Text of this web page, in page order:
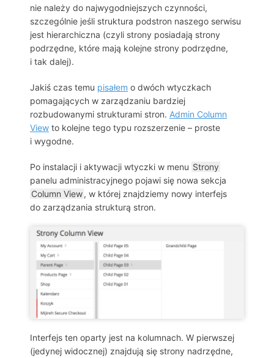
nie należy do najwygodniejszych czynności,
szczególnie jeśli struktura podstron naszego serwisu
jest hierarchiczna (czyli strony posiadają strony
podrzędne, które mają kolejne strony podrzędne,
i tak dalej).
Jakiś czas temu pisałem o dwóch wtyczkach
pomagających w zarządzaniu bardziej
rozbudowanymi strukturami stron. Admin Column
View to kolejne tego typu rozszerzenie – proste
i wygodne.
Po instalacji i aktywacji wtyczki w menu Strony
panelu administracyjnego pojawi się nowa sekcja
Column View, w której znajdziemy nowy interfejs
do zarządzania strukturą stron.
Interfejs ten oparty jest na kolumnach. W pierwszej
(jedynej widocznej) znajdują się strony nadrzędne,